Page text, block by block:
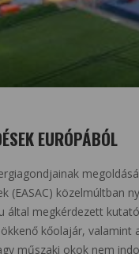
EURÓPÁBÓL
(EASAC) közelmúltban
által megkérdezett
kőolajár, valamint
műszaki okok nem